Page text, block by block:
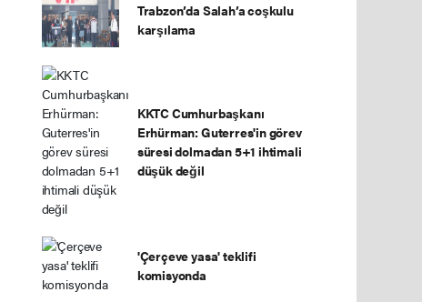
Trabzon’da Salah’a coşkulu
karşılama
KKTC Cumhurbaşkanı
Erhürman: Guterres'in görev
süresi dolmadan 5+1 ihtimali
düşük değil
'Çerçeve yasa' teklifi
komisyonda